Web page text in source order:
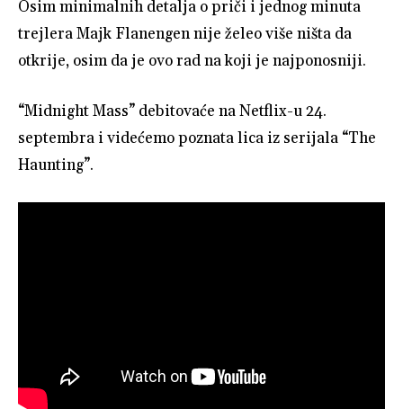
Osim minimalnih detalja o priči i jednog minuta
trejlera Majk Flanengen nije želeo više ništa da
otkrije, osim da je ovo rad na koji je najponosniji.
“Midnight Mass” debitovaće na Netflix-u 24.
septembra i videćemo poznata lica iz serijala “The
Haunting”.